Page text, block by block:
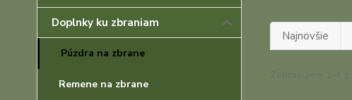
Doplnky ku zbraniam
Púzdra na zbrane
Remene na zbrane
Najnovšie